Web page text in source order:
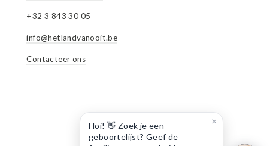
+32 3 843 30 05
info@hetlandvanooit.be
Contacteer ons
×
Hoi! 👋 Zoek je een
geboortelijst? Geef de